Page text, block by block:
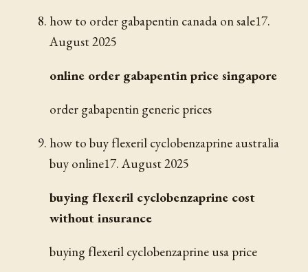
how to order gabapentin canada on sale17.
August 2025
online order gabapentin price singapore
order gabapentin generic prices
how to buy flexeril cyclobenzaprine australia
buy online17. August 2025
buying flexeril cyclobenzaprine cost
without insurance
buying flexeril cyclobenzaprine usa price